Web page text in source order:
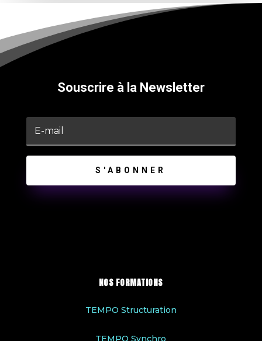
Souscrire à la Newsletter
S'ABONNER
NOS FORMATIONS
TEMPO Structuration
TEMPO Synchro